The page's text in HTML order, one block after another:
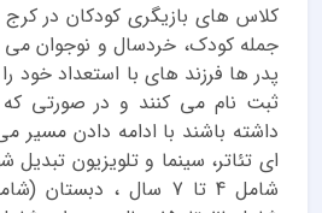
کلاس های بازیگری کودکان در
جمله کودک، خردسال و نوجوان می
پدر ها فرزند های با استعداد خود
ثبت نام می کنند و در صورتی که
داشته باشند با ادامه دادن مسیر
ای تئاتر، سینما و تلویزیون